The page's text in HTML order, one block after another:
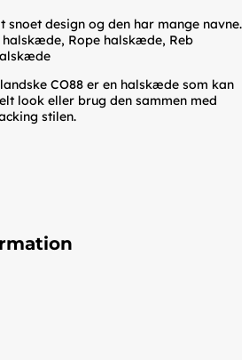
design og den har mange navne.
Rope halskæde, Reb
CO88 er en halskæde som kan
look eller brug den sammen med
stilen.